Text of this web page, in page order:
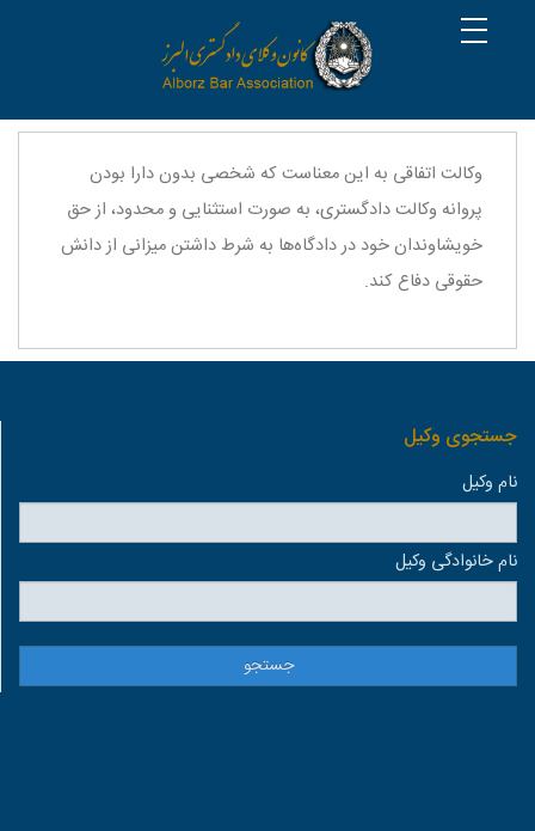
وکالت اتفاقی به این معناست که شخصی بدون دارا بودن
پروانه وکالت دادگستری، به صورت استثنایی و محدود، از حق
خویشاوندان خود در دادگاه‌ها به شرط داشتن میزانی از دانش
حقوقی دفاع کند.
جستجوی وكيل
نام وكيل
نام خانوادگی وكيل